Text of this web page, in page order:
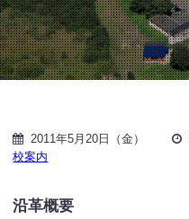
2011年5月20日（金）
校案内
沿革概要